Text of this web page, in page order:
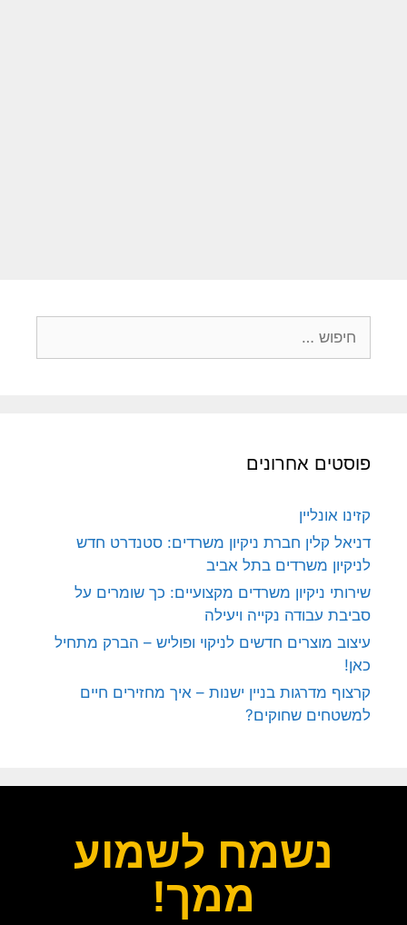
פוסטים אחרונים
קזינו אונליין
דניאל קלין חברת ניקיון משרדים: סטנדרט חדש
לניקיון משרדים בתל אביב
שירותי ניקיון משרדים מקצועיים: כך שומרים על
סביבת עבודה נקייה ויעילה
עיצוב מוצרים חדשים לניקוי ופוליש – הברק מתחיל
כאן!
קרצוף מדרגות בניין ישנות – איך מחזירים חיים
למשטחים שחוקים?
נשמח לשמוע
ממך!